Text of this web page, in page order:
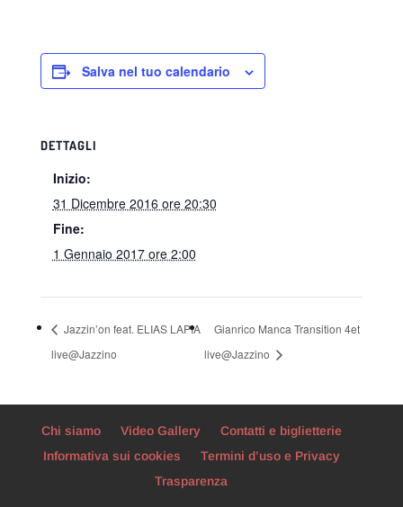
Salva nel tuo calendario
DETTAGLI
Inizio:
31 Dicembre 2016 ore 20:30
Fine:
1 Gennaio 2017 ore 2:00
Jazzin’on feat. ELIAS LAPIA
live@Jazzino
Gianrico Manca Transition 4et
live@Jazzino
Chi siamo Video Gallery
Contatti e biglietterie
Informativa sui cookies
Termini d’uso e Privacy
Trasparenza